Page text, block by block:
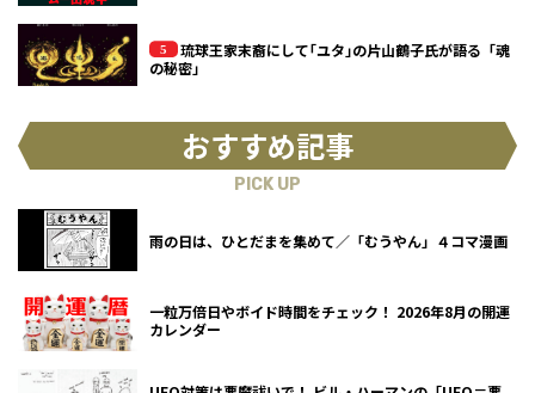
琉球王家末裔にして｢ユタ｣の片山鶴子氏が語る「魂
の秘密」
おすすめ記事
PICK UP
雨の日は、ひとだまを集めて／「むうやん」４コマ漫画
一粒万倍日やボイド時間をチェック！ 2026年8月の開運
カレンダー